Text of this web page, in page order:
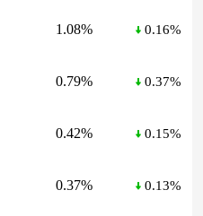
1.08% 0.16%
0.79% 0.37%
0.42% 0.15%
0.37% 0.13%